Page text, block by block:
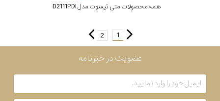
همه محصولات متی تیسوت مدل D2111PDI
1
2
عضویت در خبرنامه